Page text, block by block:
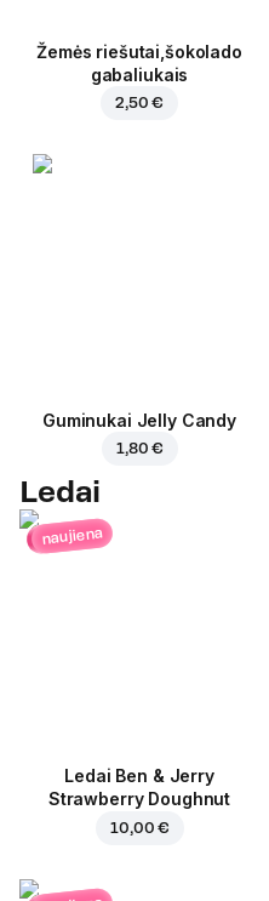
Žemės riešutai,šokolado
gabaliukais
2,50 €
Guminukai Jelly Candy
1,80 €
Ledai
naujiena
Ledai Ben & Jerry
Strawberry Doughnut
10,00 €